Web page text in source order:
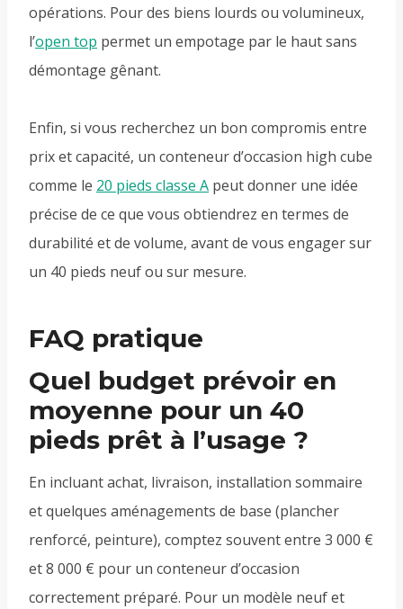
opérations. Pour des biens lourds ou volumineux,
l’open top permet un empotage par le haut sans
démontage gênant.
Enfin, si vous recherchez un bon compromis entre
prix et capacité, un conteneur d’occasion high cube
comme le 20 pieds classe A peut donner une idée
précise de ce que vous obtiendrez en termes de
durabilité et de volume, avant de vous engager sur
un 40 pieds neuf ou sur mesure.
FAQ pratique
Quel budget prévoir en
moyenne pour un 40
pieds prêt à l’usage ?
En incluant achat, livraison, installation sommaire
et quelques aménagements de base (plancher
renforcé, peinture), comptez souvent entre 3 000 €
et 8 000 € pour un conteneur d’occasion
correctement préparé. Pour un modèle neuf et